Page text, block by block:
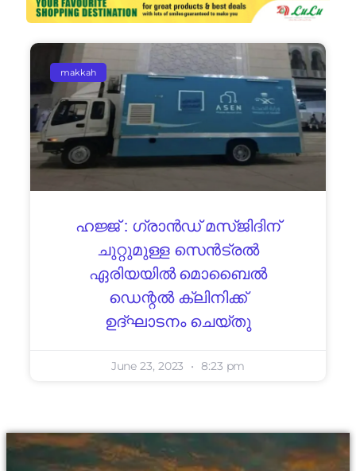
makkah
ഹജ്ജ് : ഗ്രാൻഡ് മസ്ജിദിന്
ചുറ്റുമുള്ള സെൻട്രൽ
ഏരിയയിൽ മൊബൈൽ
ഡെന്റൽ ക്ലിനിക്ക്
ഉദ്ഘാടനം ചെയ്തു
June 23, 2023 8:23 pm